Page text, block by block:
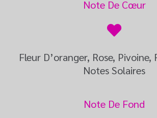
Note De Cœur
Fleur D’oranger, Rose, Pivoine,
Notes Solaires
Note De Fond